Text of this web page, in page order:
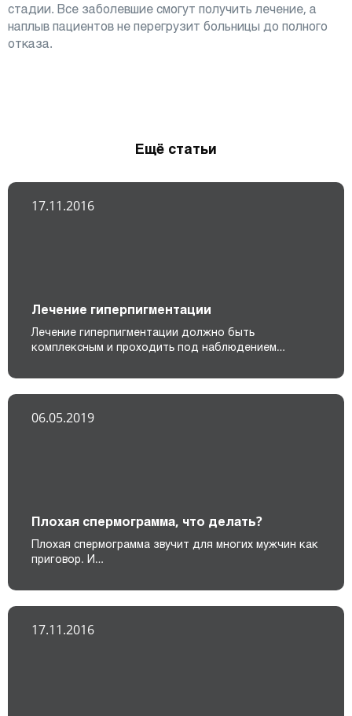
стадии. Все заболевшие смогут получить лечение, а
наплыв пациентов не перегрузит больницы до полного
отказа.
Ещё статьи
17.11.2016
Лечение гиперпигментации
Лечение гиперпигментации должно быть
комплексным и проходить под наблюдением…
06.05.2019
Плохая спермограмма, что делать?
Плохая спермограмма звучит для многих мужчин как
приговор. И…
17.11.2016